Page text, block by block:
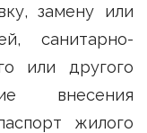
замену или
санитарно-
или другого
внесения
жилого